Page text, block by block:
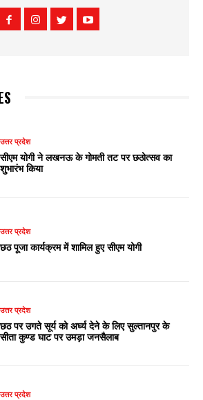
उत्तर प्रदेश
सीएम योगी ने लखनऊ के गोमती तट पर छठोत्सव का
शुभारंभ किया
उत्तर प्रदेश
छठ पूजा कार्यक्रम में शामिल हुए सीएम योगी
उत्तर प्रदेश
छठ पर उगते सूर्य को अर्घ्य देने के लिए सुल्तानपुर के
सीता कुण्ड घाट पर उमड़ा जनसैलाब
उत्तर प्रदेश